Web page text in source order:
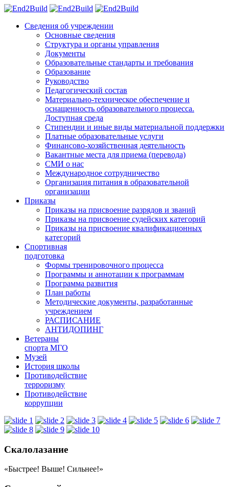
Сведения об учреждении
Основные сведения
Структура и органы управления
Документы
Образовательные стандарты и требования
Образование
Руководство
Педагогический состав
Материально-техническое обеспечение и
оснащенность образовательного процесса.
Доступная среда
Стипендии и иные виды материальной поддержки
Платные образовательные услуги
Финансово-хозяйственная деятельность
Вакантные места для приема (перевода)
СМИ о нас
Международное сотрудничество
Организация питания в образовательной
организации
Приказы
Приказы на присвоение разрядов и званий
Приказы на присвоение судейских категорий
Приказы на присвоение квалификационных
категорий
Спортивная
подготовка
Формы тренировочного процесса
Программы и аннотации к программам
Программа развития
План работы
Методические документы, разработанные
учреждением
РАСПИСАНИЕ
АНТИДОПИНГ
Ветераны
спорта МГО
Музей
История школы
Противодействие
терроризму
Противодействие
коррупции
Скалолазание
«Быстрее! Выше! Сильнее!»